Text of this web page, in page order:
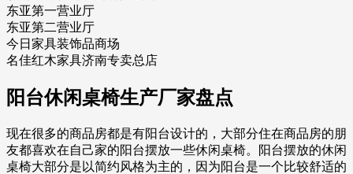
东亚第一营业厅
东亚第二营业厅
今日家具装饰品商场
名佳红木家具济南专卖总店
阳台休闲桌椅生产厂家盘点
现在很多的商品房都是有阳台设计的，大部分住在商品房的朋
友都喜欢在自己家的阳台摆放一些休闲桌椅。阳台摆放的休闲
桌椅大部分是以简约风格为主的，因为阳台是一个比较舒适的